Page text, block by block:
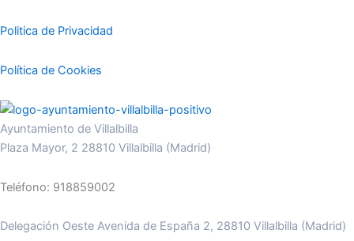
Politica de Privacidad
Política de Cookies
Ayuntamiento de Villalbilla
Plaza Mayor, 2 28810 Villalbilla (Madrid)
Teléfono: 918859002
Delegación Oeste Avenida de España 2, 28810 Villalbilla (Madrid)